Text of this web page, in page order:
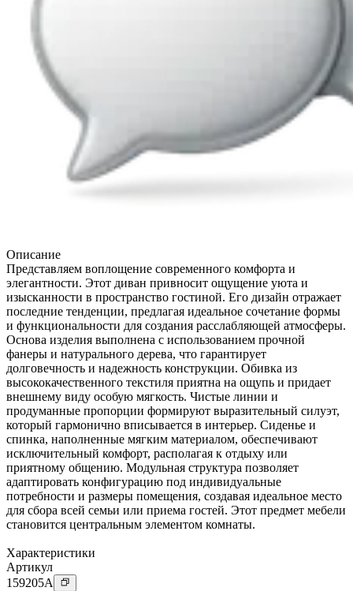
Описание
Представляем воплощение современного комфорта и
элегантности. Этот диван привносит ощущение уюта и
изысканности в пространство гостиной. Его дизайн отражает
последние тенденции, предлагая идеальное сочетание формы
и функциональности для создания расслабляющей атмосферы.
Основа изделия выполнена с использованием прочной
фанеры и натурального дерева, что гарантирует
долговечность и надежность конструкции. Обивка из
высококачественного текстиля приятна на ощупь и придает
внешнему виду особую мягкость. Чистые линии и
продуманные пропорции формируют выразительный силуэт,
который гармонично вписывается в интерьер. Сиденье и
спинка, наполненные мягким материалом, обеспечивают
исключительный комфорт, располагая к отдыху или
приятному общению. Модульная структура позволяет
адаптировать конфигурацию под индивидуальные
потребности и размеры помещения, создавая идеальное место
для сбора всей семьи или приема гостей. Этот предмет мебели
становится центральным элементом комнаты.
Характеристики
Артикул
159205A